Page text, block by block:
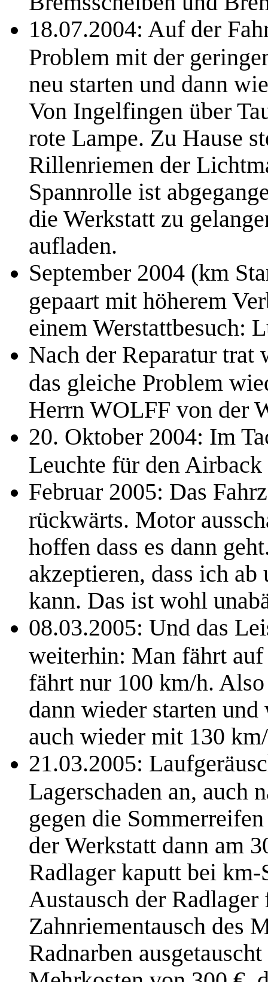
18.07.2004: Auf der
Problem mit der
neu starten und dann
Von Ingelfingen über
rote Lampe. Zu Hause
Rillenriemen der
Spannrolle ist
die Werkstatt zu
aufladen.
September 2004 (km
gepaart mit höherem
einem Werstattbesuch:
Nach der Reparatur trat
das gleiche Problem
Herrn WOLFF von der
20. Oktober 2004: Im
Leuchte für den Airback
Februar 2005: Das
rückwärts. Motor
hoffen dass es dann
akzeptieren, dass ich
kann. Das ist wohl
08.03.2005: Und das
weiterhin: Man fährt
fährt nur 100 km/h.
dann wieder starten
auch wieder mit 130
21.03.2005:
Lagerschaden an, auch
gegen die
der Werkstatt dann am
Radlager kaputt bei
Austausch der
Zahnriementausch des
Radnarben